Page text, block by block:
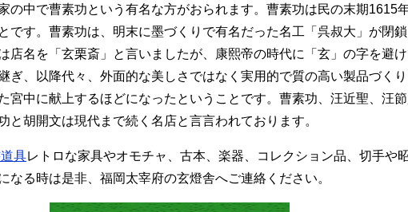
の中で曹素功という有名な方がおられます。曹素功は民の末期1615
です。曹素功は、明末に墨づくりで有名だった名工「呉叔大」が閉
店名を「玄栗斎」と言いましたが、康熙帝の時代に「玄」の字を避
ぎ、以降代々、外面的な美しさではなく実用的で質の高い製品づく
宮中に献上するほどになったということです。曹素功、汪近聖、汪
胡開文は現代まで続く名店と言言われております。
具レトロな家具やオモチャ、古本、楽器、コレクション品、切手や
なる時は是非、福岡太宰府の玄燈舎へご連絡ください。